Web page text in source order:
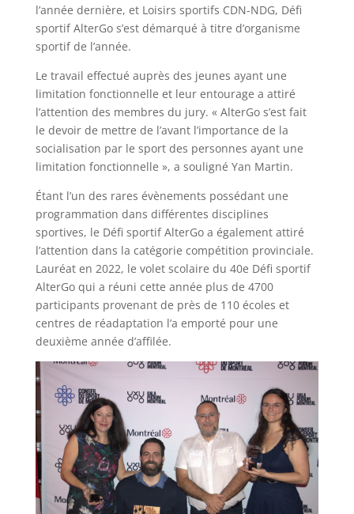
l’année dernière, et Loisirs sportifs CDN-NDG, Défi
sportif AlterGo s’est démarqué à titre d’organisme
sportif de l’année.
Le travail effectué auprès des jeunes ayant une
limitation fonctionnelle et leur entourage a attiré
l’attention des membres du jury. « AlterGo s’est fait
le devoir de mettre de l’avant l’importance de la
socialisation par le sport des personnes ayant une
limitation fonctionnelle », a souligné Yan Martin.
Étant l’un des rares évènements possédant une
programmation dans différentes disciplines
sportives, le Défi sportif AlterGo a également attiré
l’attention dans la catégorie compétition provinciale.
Lauréat en 2022, le volet scolaire du 40e Défi sportif
AlterGo qui a réuni cette année plus de 4700
participants provenant de près de 110 écoles et
centres de réadaptation l’a emporté pour une
deuxième année d’affilée.